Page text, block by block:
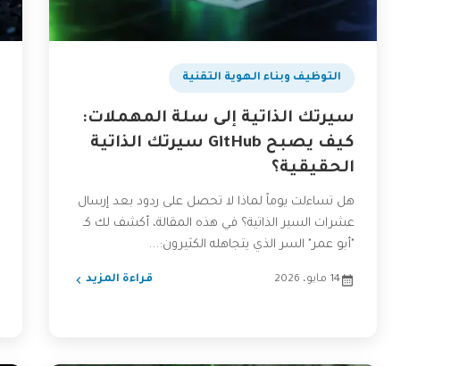
التوظيف وبناء الهوية التقنية
سيرتك الذاتية إلى سلة المهملات:
كيف يصبح GitHub سيرتك الذاتية
الحقيقية؟
هل تساءلت يوماً لماذا لا تحصل على ردود بعد إرسال
عشرات السير الذاتية؟ في هذه المقالة، أكشف لك كـ
"أبو عمر" السر الذي يتجاهله الكثيرون:...
14 مايو، 2026 قراءة المزيد